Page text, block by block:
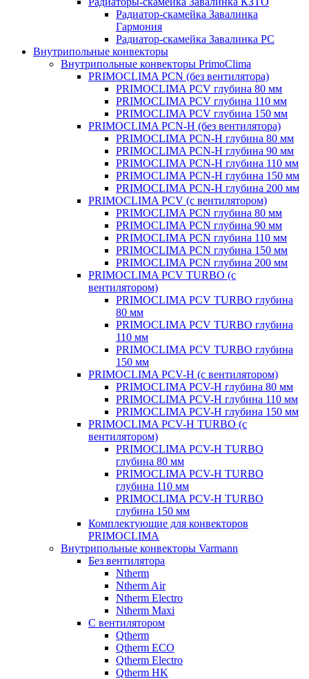
Радиатор-скамейка Завалинка
Гармония
Радиатор-скамейка Завалинка РС
Внутрипольные конвекторы
Внутрипольные конвекторы PrimoClima
PRIMOCLIMA PCN (без вентилятора)
PRIMOCLIMA PCV глубина 80 мм
PRIMOCLIMA PCV глубина 110 мм
PRIMOCLIMA PCV глубина 150 мм
PRIMOCLIMA PCN-H (без вентилятора)
PRIMOCLIMA PCN-H глубина 80 мм
PRIMOCLIMA PCN-H глубина 90 мм
PRIMOCLIMA PCN-H глубина 110 мм
PRIMOCLIMA PCN-H глубина 150 мм
PRIMOCLIMA PCN-H глубина 200 мм
PRIMOCLIMA PCV (c вентилятором)
PRIMOCLIMA PCN глубина 80 мм
PRIMOCLIMA PCN глубина 90 мм
PRIMOCLIMA PCN глубина 110 мм
PRIMOCLIMA PCN глубина 150 мм
PRIMOCLIMA PCN глубина 200 мм
PRIMOCLIMA PCV TURBO (c
вентилятором)
PRIMOCLIMA PCV TURBO глубина
80 мм
PRIMOCLIMA PCV TURBO глубина
110 мм
PRIMOCLIMA PCV TURBO глубина
150 мм
PRIMOCLIMA PCV-H (c вентилятором)
PRIMOCLIMA PCV-H глубина 80 мм
PRIMOCLIMA PCV-H глубина 110 мм
PRIMOCLIMA PCV-H глубина 150 мм
PRIMOCLIMA PCV-H TURBO (c
вентилятором)
PRIMOCLIMA PCV-H TURBO
глубина 80 мм
PRIMOCLIMA PCV-H TURBO
глубина 110 мм
PRIMOCLIMA PCV-H TURBO
глубина 150 мм
Комплектующие для конвекторов
PRIMOCLIMA
Внутрипольные конвекторы Varmann
Без вентилятора
Ntherm
Ntherm Air
Ntherm Electro
Ntherm Maxi
С вентилятором
Qtherm
Qtherm ECO
Qtherm Electro
Qtherm HK